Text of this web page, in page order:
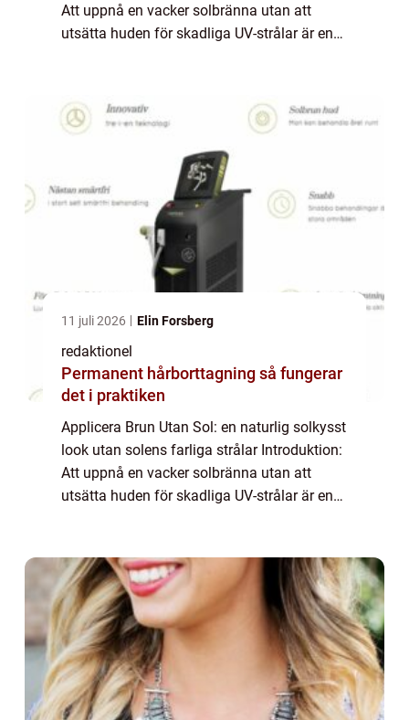
Att uppnå en vacker solbränna utan att
utsätta huden för skadliga UV-strålar är en
11 juli 2026 Elin Forsberg
redaktionel
Permanent hårborttagning så fungerar
det i praktiken
Applicera Brun Utan Sol: en naturlig solkysst
look utan solens farliga strålar Introduktion:
Att uppnå en vacker solbränna utan att
utsätta huden för skadliga UV-strålar är en